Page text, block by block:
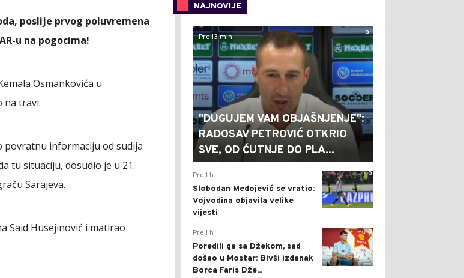
poslije prvog poluvremena
u na pogocima!
Osmankovića u
na travi.
informaciju od sudija
tu situaciju, dosudio je u 21.
Sarajeva.
Said Husejinović i matirao
NAJNOVIJE
0
Pre 13 min
"DUGUJEM VAM OBJAŠNJENJE":
RADOSAV PETROVIĆ OTKRIO
SVE, OD ĆUTNJE DO PLA...
0
Pre 1 h
Slobodan Medojević se vratio:
Vojvodina objavila velike
vijesti
0
Pre 1 h
Poredili ga sa Džekom, sad
došao u Mostar: Bivši izdanak
Borca Faris Dže...